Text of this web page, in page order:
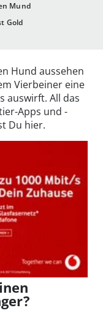
Mund
Gold
Hund aussehen
Vierbeiner eine
auswirft. All das
Apps und -
Du hier.